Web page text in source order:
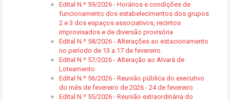
Edital N.º 59/2026 - Horários e condições de
funcionamento dos estabelecimentos dos grupos
2 e 3 dos espaços associativos, recintos
improvisados e de diversão provisória
Edital N.º 58/2026 - Alterações ao estacionamento
no período de 13 a 17 de fevereiro
Edital N.º 57/2026 - Alteração ao Alvará de
Loteamento
Edital N.º 56/2026 - Reunião pública do executivo
do mês de fevereiro de 2026 - 24 de fevereiro
Edital N.º 55/2026 - Reunião extraordinária do